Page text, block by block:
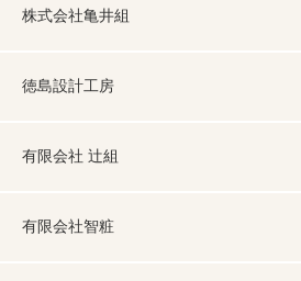
株式会社亀井組
徳島設計工房
有限会社 辻組
有限会社智粧